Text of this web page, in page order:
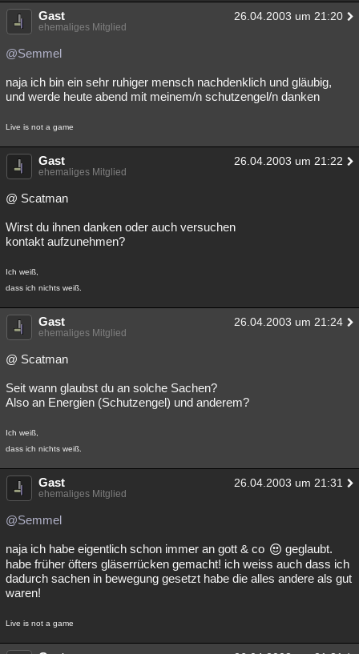
Gast 26.04.2003 um 21:20
ehemaliges Mitglied
@Semmel
naja ich bin ein sehr ruhiger mensch nachdenklich und gläubig,
und werde heute abend mit meinem/n schutzengel/n danken
Live is not a game
Gast 26.04.2003 um 21:22
ehemaliges Mitglied
@ Scatman
Wirst du ihnen danken oder auch versuchen
kontakt aufzunehmen?
Ich weiß,
dass ich nichts weiß.
Gast 26.04.2003 um 21:24
ehemaliges Mitglied
@ Scatman
Seit wann glaubst du an solche Sachen?
Also an Energien (Schutzengel) und anderem?
Ich weiß,
dass ich nichts weiß.
Gast 26.04.2003 um 21:31
ehemaliges Mitglied
@Semmel
naja ich habe eigentlich schon immer an gott & co
geglaubt.
habe früher öfters gläserrücken gemacht! ich weiss auch dass ich
dadurch sachen in bewegung gesetzt habe die alles andere als gut
waren!
Live is not a game